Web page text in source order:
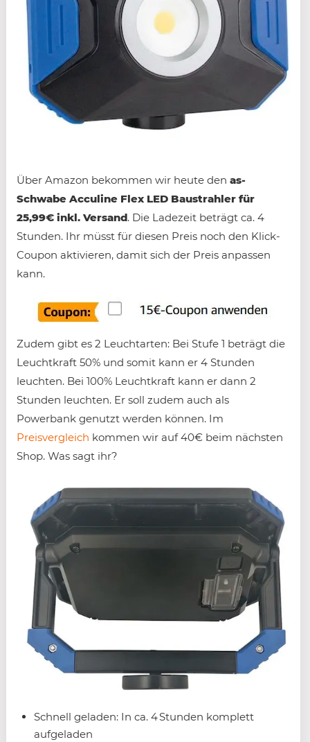
Über Amazon bekommen wir heute den as-
Schwabe Acculine Flex LED Baustrahler für
25,99€ inkl. Versand. Die Ladezeit beträgt ca. 4
Stunden. Ihr müsst für diesen Preis noch den Klick-
Coupon aktivieren, damit sich der Preis anpassen
kann.
Zudem gibt es 2 Leuchtarten: Bei Stufe 1 beträgt die
Leuchtkraft 50% und somit kann er 4 Stunden
leuchten. Bei 100% Leuchtkraft kann er dann 2
Stunden leuchten. Er soll zudem auch als
Powerbank genutzt werden können. Im
Preisvergleich kommen wir auf 40€ beim nächsten
Shop. Was sagt ihr?
Schnell geladen: In ca. 4 Stunden komplett
aufgeladen